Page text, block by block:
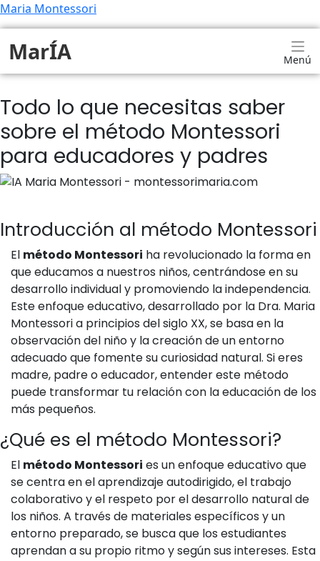
Maria Montessori
MarÍA Menú
Todo lo que necesitas saber
sobre el método Montessori
para educadores y padres
Introducción al método Montessori
El método Montessori ha revolucionado la forma en
que educamos a nuestros niños, centrándose en su
desarrollo individual y promoviendo la independencia.
Este enfoque educativo, desarrollado por la Dra. Maria
Montessori a principios del siglo XX, se basa en la
observación del niño y la creación de un entorno
adecuado que fomente su curiosidad natural. Si eres
madre, padre o educador, entender este método
puede transformar tu relación con la educación de los
más pequeños.
¿Qué es el método Montessori?
El método Montessori es un enfoque educativo que
se centra en el aprendizaje autodirigido, el trabajo
colaborativo y el respeto por el desarrollo natural de
los niños. A través de materiales específicos y un
entorno preparado, se busca que los estudiantes
aprendan a su propio ritmo y según sus intereses. Esta